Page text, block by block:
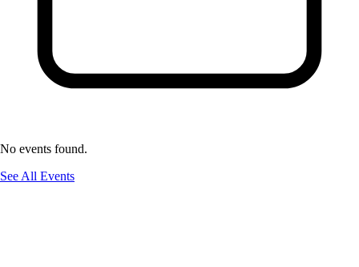
No events found.
See All Events